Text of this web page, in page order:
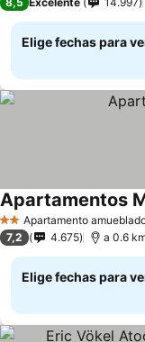
Elige fechas para
2 EstrellasApartamento
Apartamentos
7,2 4.675 a 0.6
Elige fechas para